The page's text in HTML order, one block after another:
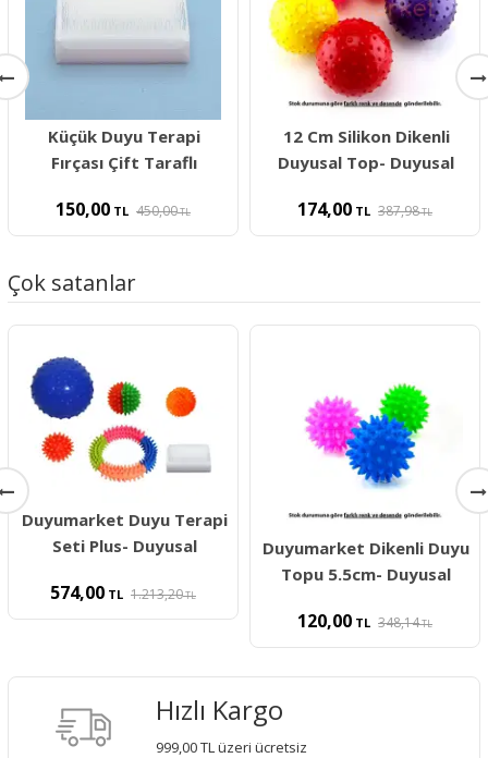
Küçük Duyu Terapi
Fırçası Çift Taraflı
150,00 TL 450,00TL
12 Cm Silikon Dikenli
Duyusal Top- Duyusal
174,00 TL 387,98TL
Çok satanlar
Duyumarket Duyu Terapi
Seti Plus- Duyusal
574,00 TL 1.213,20TL
Duyumarket Dikenli Duyu
Topu 5.5cm- Duyusal
120,00 TL 348,14TL
Hızlı Kargo
999,00 TL üzeri ücretsiz